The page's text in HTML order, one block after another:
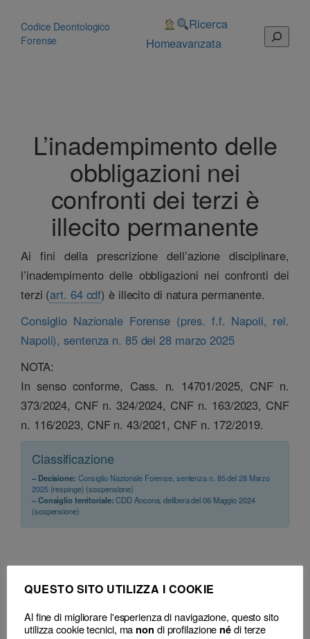
contenuto
Codice Deontologico
Forense
Home
Ricerca
avanzata
Cerca
L’inadempimento delle
obbligazioni nei
confronti dei terzi è
illecito permanente
Ai fini della prescrizione dell’azione disciplinare,
l’inadempimento delle obbligazioni nei confronti dei
terzi (art. 64 cdf) è illecito di natura permanente.
Consiglio Nazionale Forense (pres. f.f. Napoli, rel.
Napoli), sentenza n. 85 del 28 marzo 2025
NOTA:
In senso conforme, Cass. n. 14701/2025, CNF n.
373/2024, CNF n. 324/2024, CNF n. 163/2023, CNF
n. 116/2023, CNF n. 43/2021, CNF n. 172/2019.
Classificazione
– Decisione: Consiglio Nazionale Forense, sentenza n. 85 del 28 Marzo
2025(respinge) (sospensione)
– Consiglio territoriale:CDD Ancona, delibera del 06 Maggio 2024
(sospensione)
cdf (nuovo) art. 64
QUESTO SITO UTILIZZA I COOKIE
Al fine di migliorare l'esperienza di navigazione, questo sito
utilizza cookie tecnici, ma non di profilazione nédi terze